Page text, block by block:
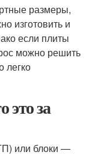
размеры,
изготовить и
если плиты
можно решить
легко
это за
или блоки —